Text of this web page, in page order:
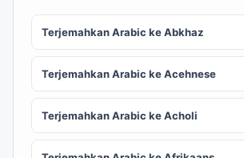
Terjemahkan Arabic ke Abkhaz
Terjemahkan Arabic ke Acehnese
Terjemahkan Arabic ke Acholi